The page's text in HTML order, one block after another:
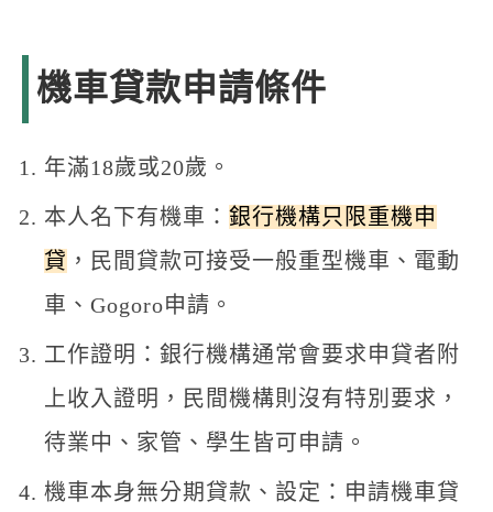
機車貸款申請條件
年滿18歲或20歲。
本人名下有機車： 銀行機構只限重機申
貸 ，民間貸款可接受一般重型機車、電動
車、Gogoro申請。
工作證明：銀行機構通常會要求申貸者附
上收入證明，民間機構則沒有特別要求，
待業中、家管、學生皆可申請。
機車本身無分期貸款、設定：申請機車貸